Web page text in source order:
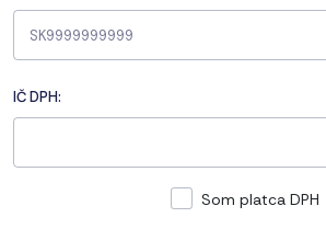
IČ DPH:
Som platca DPH